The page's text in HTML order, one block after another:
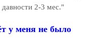
давности 2-3 мес."
у меня не было